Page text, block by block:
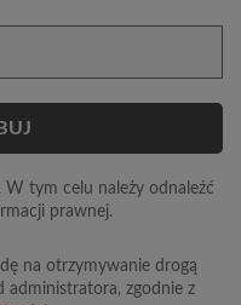
W tym celu należy odnaleźć
prawnej.
na otrzymywanie drogą
zgodnie z